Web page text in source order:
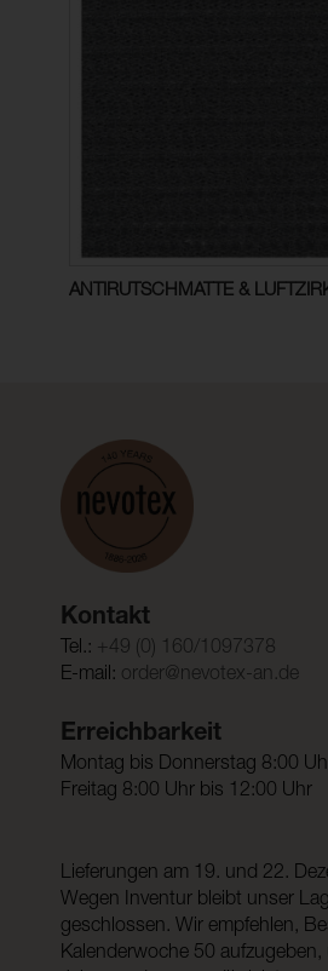
Kontakt
Tel.: +49 (0) 160/1097378
E-mail: order@nevotex-an.de
Erreichbarkeit
Montag bis Donnerstag 8:00
Freitag 8:00 Uhr bis 12:00 Uhr
Lieferungen am 19. und 22.
Wegen Inventur bleibt unser
geschlossen. Wir empfehlen,
Kalenderwoche 50